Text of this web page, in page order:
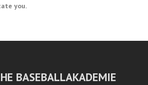
you.
BASEBALLAKADEMIE